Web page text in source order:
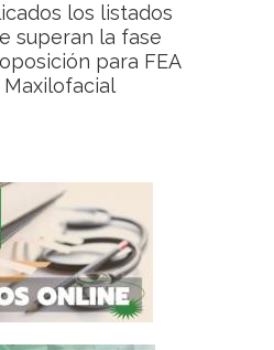
los listados
superan la fase
para FEA
Maxilofacial